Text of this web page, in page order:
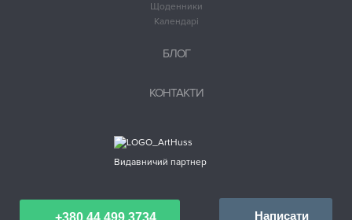
+380 44 499 3734 Написати
Щоденники
Календарі
БЛОГ
КОНТАКТИ
Видавничий партнер